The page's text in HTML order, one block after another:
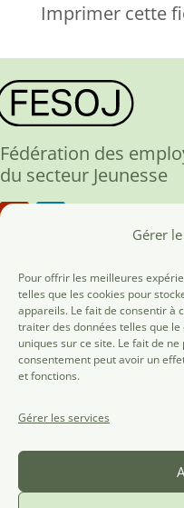
Gérer
Pour offrir les meilleures
telles que les cookies pour
appareils. Le fait de consentir à
traiter des données telles que
uniques sur ce site. Le fait de
consentement peut avoir un
et fonctions.
Gérer les services
Imprimer cette
Fédération des
du secteur Jeunesse
rue des
02/